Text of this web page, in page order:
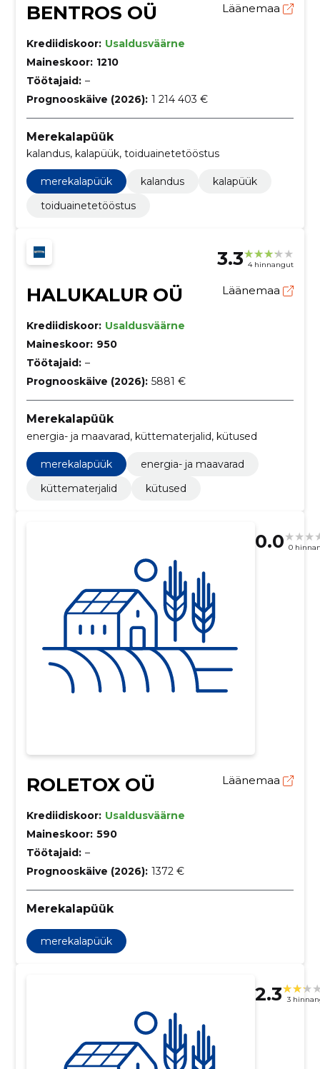
BENTROS OÜ Läänemaa
Krediidiskoor: Usaldusväärne
Maineskoor: 1210
Töötajaid: –
Prognooskäive (2026): 1 214 403 €
Merekalapüük
kalandus, kalapüük, toiduainetetööstus
merekalapüük kalandus
kalapüük
toiduainetetööstus
3.3 4 hinnangut
HALUKALUR OÜ Läänemaa
Krediidiskoor: Usaldusväärne
Maineskoor: 950
Töötajaid: –
Prognooskäive (2026): 5881 €
Merekalapüük
energia- ja maavarad, küttematerjalid, kütused
merekalapüük
energia- ja maavarad
küttematerjalid
kütused
0.0 0
ROLETOX OÜ Läänemaa
Krediidiskoor: Usaldusväärne
Maineskoor: 590
Töötajaid: –
Prognooskäive (2026): 1372 €
Merekalapüük
merekalapüük
2.3 3